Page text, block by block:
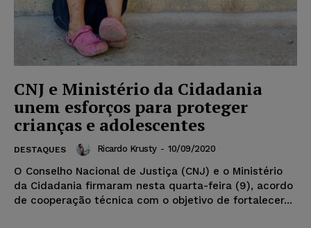
CNJ e Ministério da Cidadania
unem esforços para proteger
crianças e adolescentes
DESTAQUES Ricardo Krusty - 10/09/2020
O Conselho Nacional de Justiça (CNJ) e o Ministério
da Cidadania firmaram nesta quarta-feira (9), acordo
de cooperação técnica com o objetivo de fortalecer...